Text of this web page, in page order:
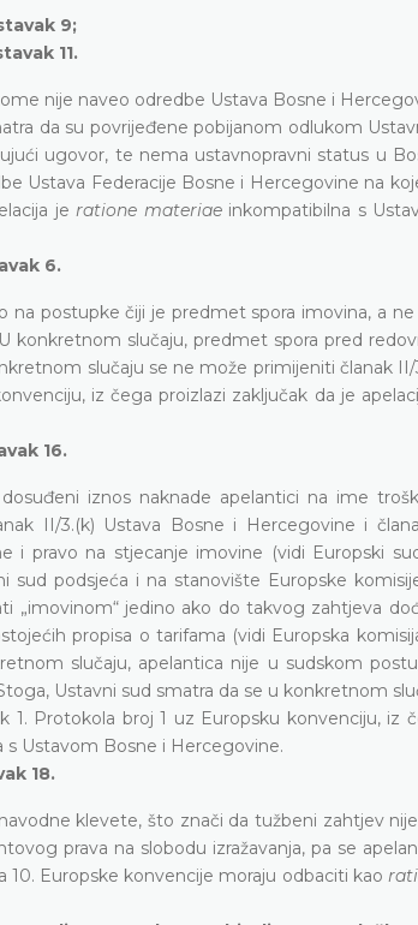
9;
11.
nije naveo odredbe Ustava Bosne i
da su povrijeđene pobijanom odlukom
ugovor, te nema ustavnopravni status u
Ustava Federacije Bosne i Hercegovine na
je ratione materiae inkompatibilna s
6.
na postupke čiji je predmet spora imovina, a ne
konkretnom slučaju, predmet spora pred
slučaju se ne može primijeniti članak II/
iz čega proizlazi zaključak da je
16.
iznos naknade apelantici na ime
II/3.(k) Ustava Bosne i Hercegovine i
i pravo na stjecanje imovine (vidi Europski
sud podsjeća i na stanovište Europske
„imovinom“ jedino ako do takvog zahtjeva
propisa o tarifama (vidi Europska
slučaju, apelantica nije u sudskom
Ustavni sud smatra da se u konkretnom
Protokola broj 1 uz Europsku konvenciju, iz
s Ustavom Bosne i Hercegovine.
18.
klevete, što znači da tužbeni zahtjev
prava na slobodu izražavanja, pa se
Europske konvencije moraju odbaciti kao